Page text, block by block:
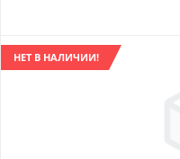
НЕТ В НАЛИЧИИ!